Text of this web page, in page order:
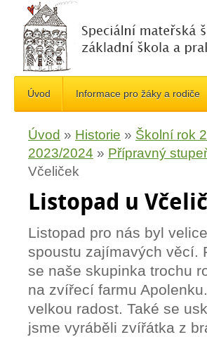
Úvod Informace pro žáky a rodiče
Úvod » Historie » Školní rok
2023/2024 » Přípravný
Včeliček
Listopad u
Listopad pro nás byl
spoustu zajímavých věcí.
se naše skupinka trochu
na zvířecí farmu
velkou radost. Také se
jsme vyráběli zvířátka z